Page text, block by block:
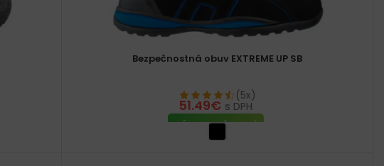
Bezpečnostná obuv EXTREME UP SB
(5x)
51.49€ s DPH
VÝBER MOŽNOSTÍ